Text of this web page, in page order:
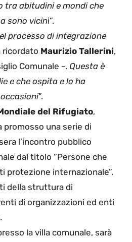
tra abitudini e mondi che
sono vicini”.
processo di integrazione
ricordato Maurizio Tallerini,
Comunale -. Questa è
e che ospita e lo ha
”.
del Rifugiato,
promosso una serie di
l’incontro pubblico
dal titolo “Persone che
protezione internazionale”.
della struttura di
di organizzazioni ed enti
la villa comunale, sarà